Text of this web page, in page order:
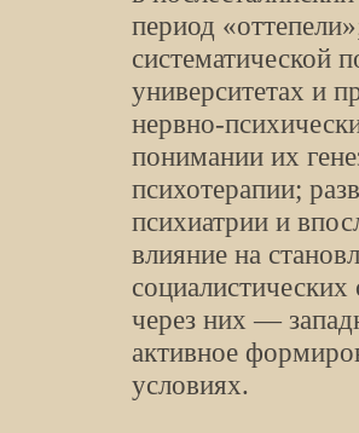
период
систематической
университетах и
нервно-
понимании их
психотерапии;
психиатрии и
влияние на
социалистических
через них —
активное
условиях.